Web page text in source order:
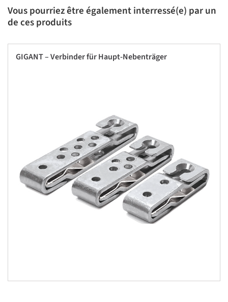
Vous pourriez être également interressé(e) par un
de ces produits
GIGANT – Verbinder für Haupt-Nebenträger